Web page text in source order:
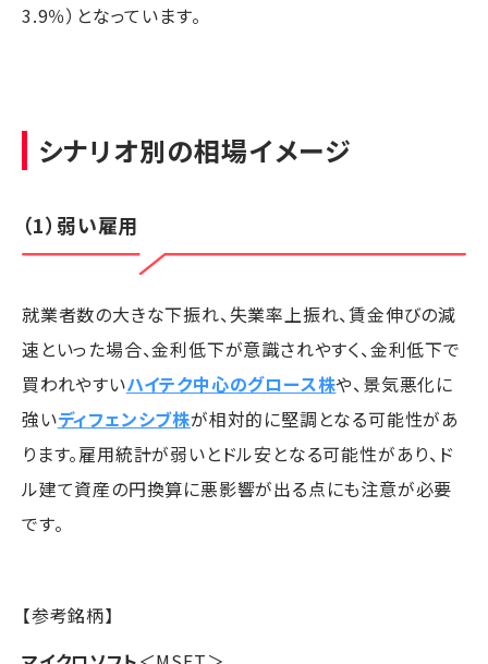
3.9％）となっています。
シナリオ別の相場イメージ
（1）弱い雇用
就業者数の大きな下振れ、失業率上振れ、賃金伸びの減
速といった場合、金利低下が意識されやすく、金利低下で
買われやすいハイテク中心のグロース株や、景気悪化に
強いディフェンシブ株が相対的に堅調となる可能性があ
ります。雇用統計が弱いとドル安となる可能性があり、ド
ル建て資産の円換算に悪影響が出る点にも注意が必要
です。
【参考銘柄】